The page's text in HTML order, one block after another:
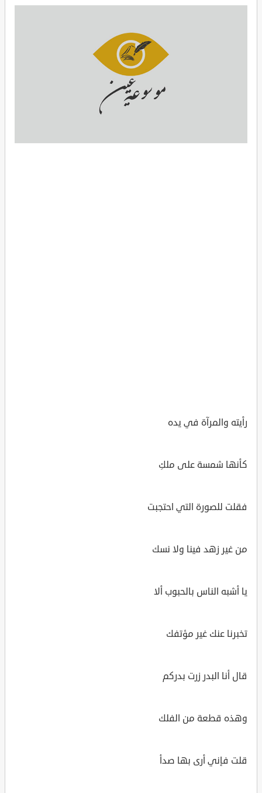
رأيته والمرآة في يده
كأنها شمسة على ملكِ
فقلت للصورة التي احتجبت
من غير زهد فينا ولا نسك
يا أشبه الناس بالحبوب ألا
تخبرنا عنك غير مؤتفك
قال أنا البدر زرت بدركم
وهذه قطعة من الفلك
قلت فإني أرى بها صدأ